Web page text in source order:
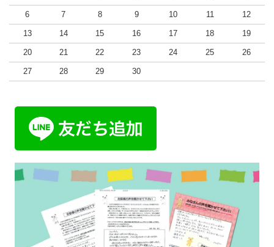
6 7 8 9 10 11 12
13 14 15 16 17 18 19
20 21 22 23 24 25 26
27 28 29 30